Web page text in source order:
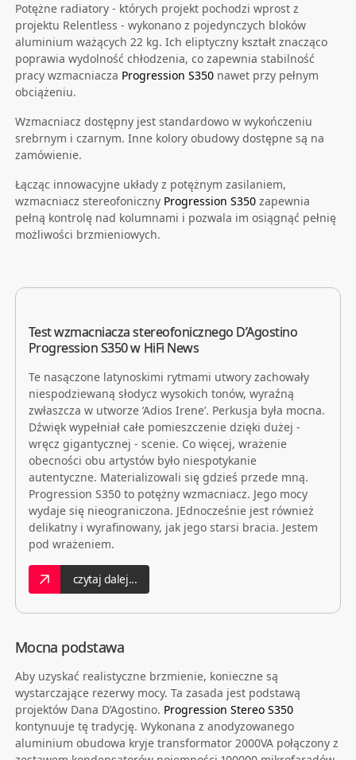
Potężne radiatory - których projekt pochodzi wprost z
projektu Relentless - wykonano z pojedynczych bloków
aluminium ważących 22 kg. Ich eliptyczny kształt znacząco
poprawia wydolność chłodzenia, co zapewnia stabilność
pracy wzmacniacza Progression S350nawet przy pełnym
obciążeniu.
Wzmacniacz dostępny jest standardowo w wykończeniu
srebrnym i czarnym. Inne kolory obudowy dostępne są na
zamówienie.
Łącząc innowacyjne układy z potężnym zasilaniem,
wzmacniacz stereofoniczny Progression S350zapewnia
pełną kontrolę nad kolumnami i pozwala im osiągnąć pełnię
możliwości brzmieniowych.
Test wzmacniacza stereofonicznego D’Agostino
Progression S350 w HiFi News
Te nasączone latynoskimi rytmami utwory zachowały
niespodziewaną słodycz wysokich tonów, wyraźną
zwłaszcza w utworze ’Adios Irene’. Perkusja była mocna.
Dźwięk wypełniał całe pomieszczenie dzięki dużej -
wręcz gigantycznej - scenie. Co więcej, wrażenie
obecności obu artystów było niespotykanie
autentyczne. Materializowali się gdzieś przede mną.
Progression S350 to potężny wzmacniacz. Jego mocy
wydaje się nieograniczona. JEdnocześnie jest również
delikatny i wyrafinowany, jak jego starsi bracia. Jestem
pod wrażeniem.
czytaj dalej...
Mocna podstawa
Aby uzyskać realistyczne brzmienie, konieczne są
wystarczające rezerwy mocy. Ta zasada jest podstawą
projektów Dana D’Agostino. Progression Stereo S350
kontynuuje tę tradycję. Wykonana z anodyzowanego
aluminium obudowa kryje transformator 2000VA połączony z